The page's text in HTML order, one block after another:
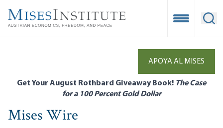
main
Open
APOYA AL MISES
Get Your August Rothbard Giveaway Book! The Case
for a 100 Percent Gold Dollar
Mises Wire